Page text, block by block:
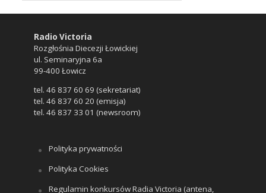
Radio Victoria
Rozgłośnia Diecezji Łowickiej
ul. Seminaryjna 6a
99-400 Łowicz
tel. 46 837 60 69 (sekretariat)
tel. 46 837 60 20 (emisja)
tel. 46 837 33 01 (newsroom)
Polityka prywatności
Polityka Cookies
Regulamin konkursów Radia Victoria (antena,